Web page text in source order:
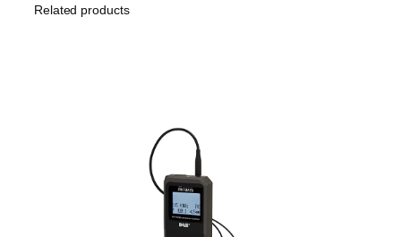
Related products